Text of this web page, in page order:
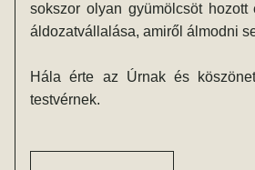
sokszor olyan gyümölcsöt
áldozatvállalása, amiről álmodni
Hála érte az Úrnak és
testvérnek.